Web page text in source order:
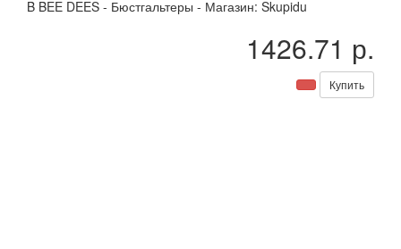
B BEE DEES - Бюстгальтеры - Магазин: Skupidu
1426.71 р.
Купить